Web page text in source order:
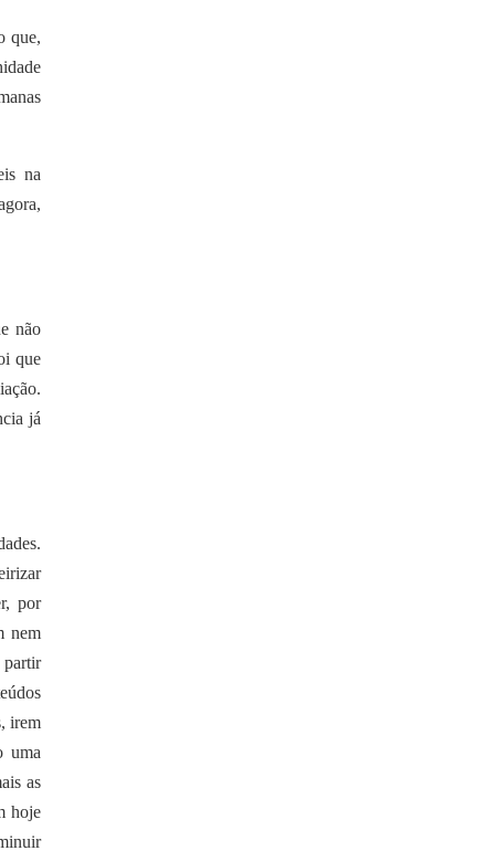
que,
na
não
que
já
por
nem
partir
irem
uma
as
hoje